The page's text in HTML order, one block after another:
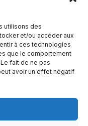
utilisons des
et/ou accéder aux
à ces technologies
que le comportement
fait de ne pas
avoir un effet négatif
Montréal (QC)